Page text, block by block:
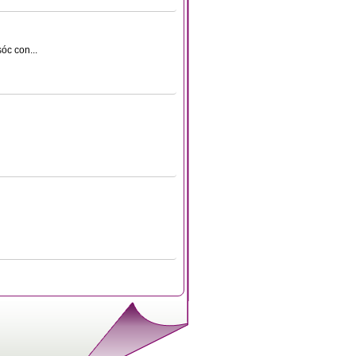
con...